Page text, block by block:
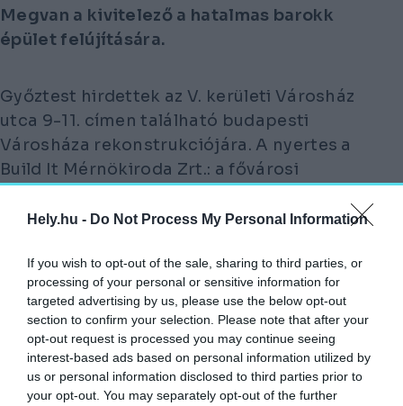
Hely.hu - Do Not Process My Personal Information
If you wish to opt-out of the sale, sharing to third parties, or
processing of your personal or sensitive information for
targeted advertising by us, please use the below opt-out
section to confirm your selection. Please note that after your
opt-out request is processed you may continue seeing
interest-based ads based on personal information utilized by
us or personal information disclosed to third parties prior to
your opt-out. You may separately opt-out of the further
Megvan a kivitelező a hatalmas barokk
épület felújítására.
Győztest hirdettek az V. kerületi Városház
utca 9-11. címen található budapesti
Városháza rekonstrukciójára. A nyertes a
Build It Mérnökiroda Zrt.: a fővárosi
keretösszeg (nettó 945 millió fortint + ÁFA)
megfelelő értékben tesz eseti megrendelést.
A MŰEMLÉK ÉPÜLETBEN A GERLÓCZY
UTCAI SZÁRNYBAN A FÖLDSZINTEN
MINTEGY 1414 NÉGYZETMÉTEREN
VÉGEZNEK MUNKÁT,